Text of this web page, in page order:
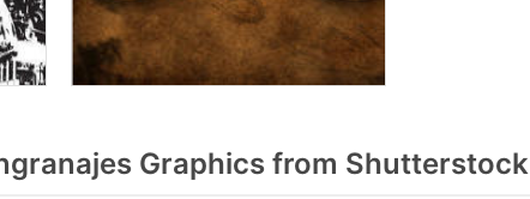
Graphics from Shutterstock